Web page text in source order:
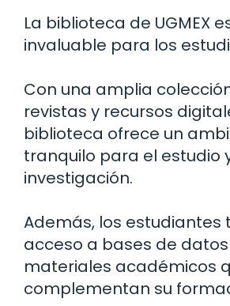
La biblioteca de UGMEX
invaluable para los
Con una amplia
revistas y recursos
biblioteca ofrece un
tranquilo para el estudio
investigación.
Además, los estudiantes
acceso a bases de
materiales académicos
complementan su